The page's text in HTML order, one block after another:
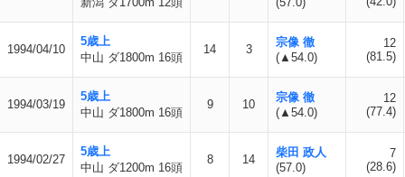
1994/04/10
5歳上
中山 ダ1800m 16頭
14 3
宗像 徹
(▲54.0)
12
(81.5)
1994/03/19
5歳上
中山 ダ1800m 16頭
9 10
宗像 徹
(▲54.0)
12
(77.4)
1994/02/27
5歳上
中山 ダ1200m 16頭
8 14
柴田 政人
(57.0)
7
(28.6)